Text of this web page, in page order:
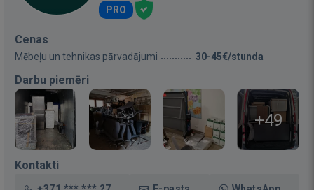
PRO
Cenas
Mēbeļu un tehnikas pārvadājumi 30-45€/stunda
Darbu piemēri
+49
Kontakti